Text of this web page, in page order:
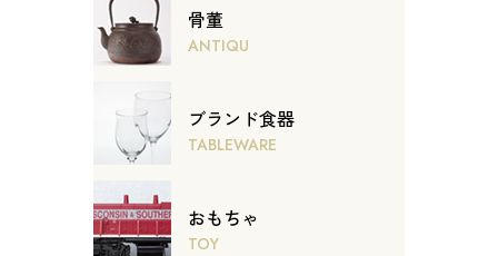
骨董
ANTIQU
ブランド食器
TABLEWARE
おもちゃ
TOY